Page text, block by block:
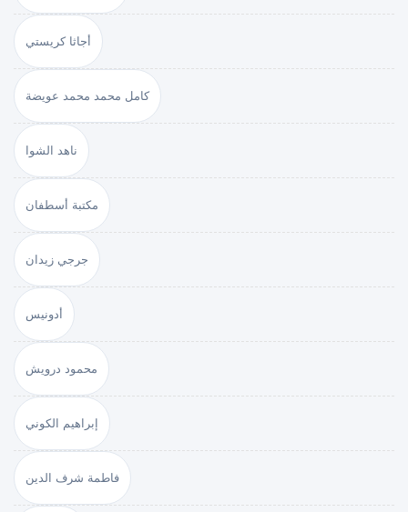
أجاثا كريستي
كامل محمد محمد عويضة
ناهد الشوا
مكتبة أسطفان
جرجي زيدان
أدونيس
محمود درويش
إبراهيم الكوني
فاطمة شرف الدين